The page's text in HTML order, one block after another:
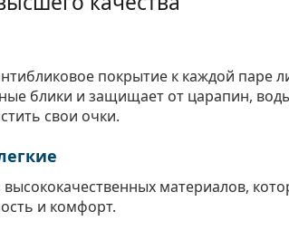
покрытие к каждой паре
блики и защищает от царапин,
свои очки.
материалов,
и комфорт.